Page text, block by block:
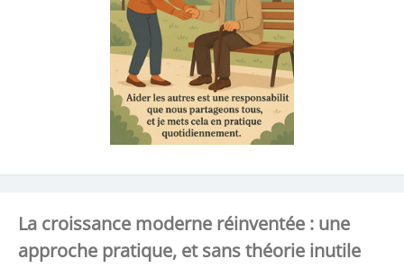
La croissance moderne réinventée : une
approche pratique, et sans théorie inutile